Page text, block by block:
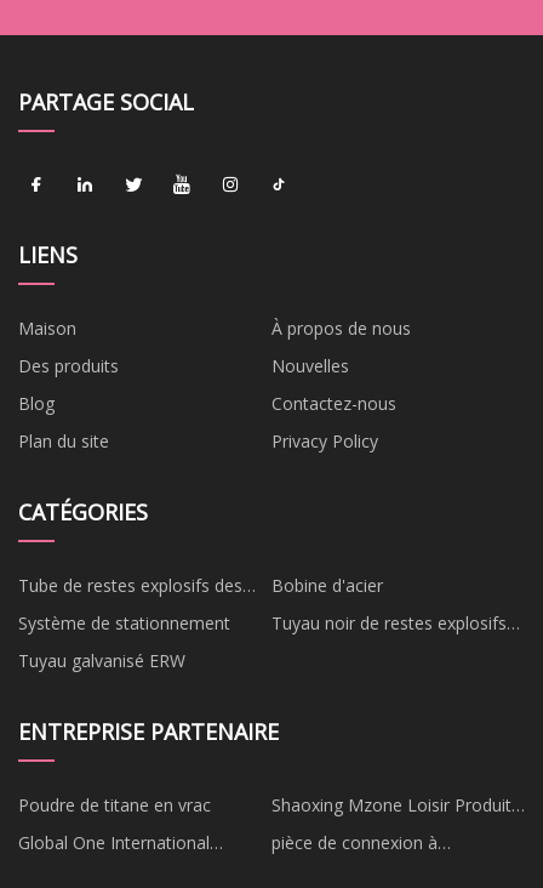
PARTAGE SOCIAL
LIENS
Maison
À propos de nous
Des produits
Nouvelles
Blog
Contactez-nous
Plan du site
Privacy Policy
CATÉGORIES
Tube de restes explosifs des
guerres
Bobine d'acier
Système de stationnement
Tuyau noir de restes explosifs
Tuyau galvanisé ERW
ENTREPRISE PARTENAIRE
Poudre de titane en vrac
Shaoxing Mzone Loisir Produits
Co., Ltd.
Global One International
pièce de connexion à